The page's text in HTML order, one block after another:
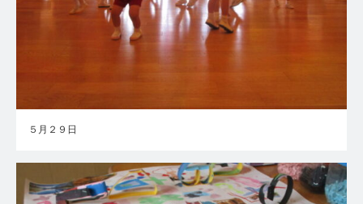
５月２９日